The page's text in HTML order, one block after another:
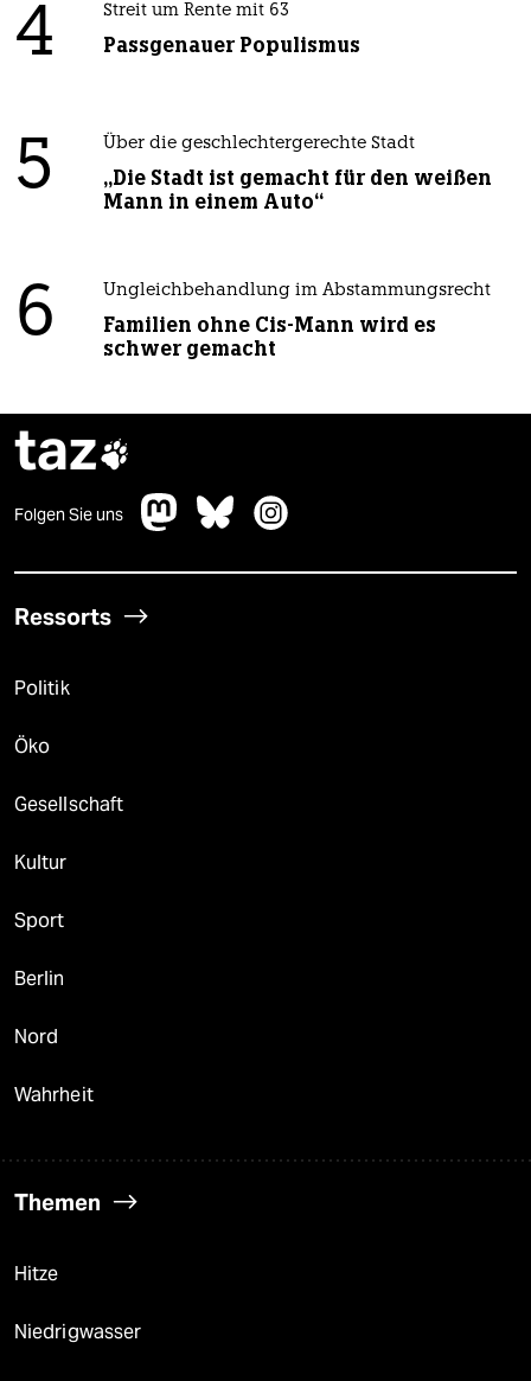
4 Streit um Rente mit 63
Passgenauer Populismus
5 Über die geschlechtergerechte Stadt
„Die Stadt ist gemacht für den weißen
Mann in einem Auto“
6 Ungleichbehandlung im Abstammungsrecht
Familien ohne Cis-Mann wird es
schwer gemacht
taz
Folgen Sie uns
Ressorts
Politik
Öko
Gesellschaft
Kultur
Sport
Berlin
Nord
Wahrheit
Themen
Hitze
Niedrigwasser